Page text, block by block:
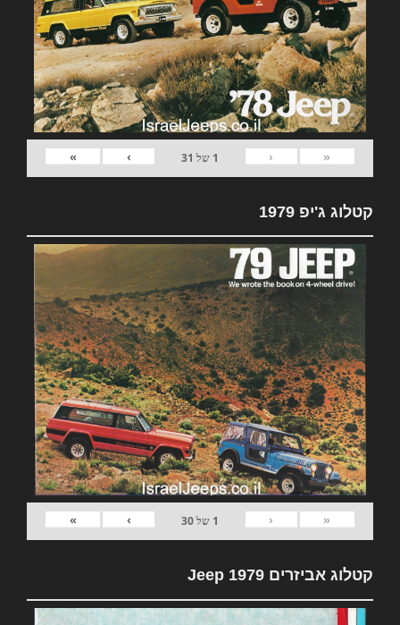
«
‹
1 של 31
›
»
קטלוג ג'יפ 1979
«
‹
1 של30
›
»
קטלוג אביזרים 1979 Jeep